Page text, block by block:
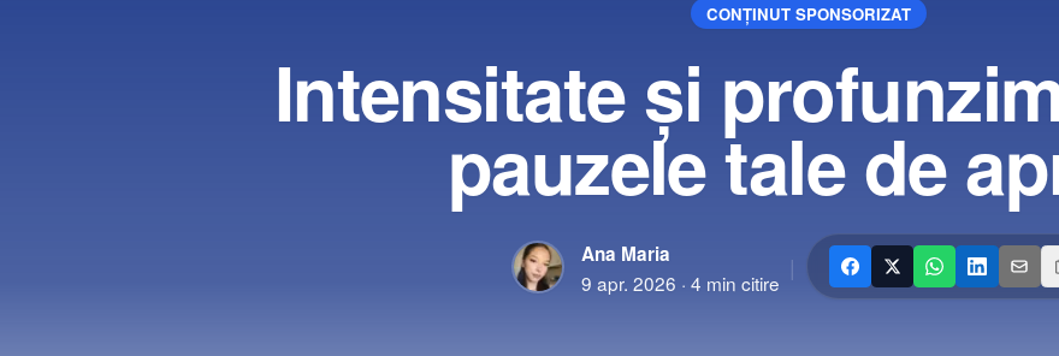
CONȚINUT SPONSORIZAT
Intensitate și
pauzele tale de
Ana Maria
9 apr. 2026 · 4 min citire
|